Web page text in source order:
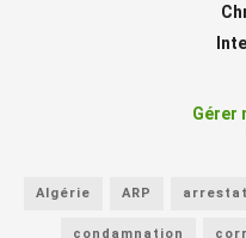
Gérer
Algérie ARP
condamnation